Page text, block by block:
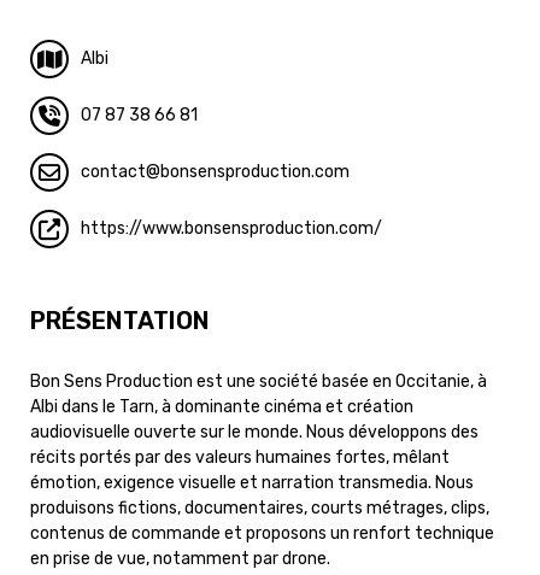
Albi
07 87 38 66 81
contact bonsensproduction.com
https://www.bonsensproduction.com/
PRÉSENTATION
Bon Sens Production est une société basée en Occitanie, à
Albi dans le Tarn, à dominante cinéma et création
audiovisuelle ouverte sur le monde. Nous développons des
récits portés par des valeurs humaines fortes, mêlant
émotion, exigence visuelle et narration transmedia. Nous
produisons fictions, documentaires, courts métrages, clips,
contenus de commande et proposons un renfort technique
en prise de vue, notamment par drone.